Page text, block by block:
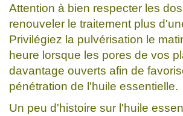
Attention à bien respecter les
renouveler le traitement plus
Privilégiez la pulvérisation le
heure lorsque les pores de vos
davantage ouverts afin de
pénétration de l'huile essentielle.
Un peu d'histoire sur l'huile